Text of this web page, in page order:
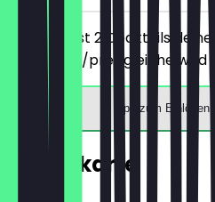
Du bestellst 2 Cocktails
günstigere/preisgleiche wird
App zum Einlösen
Speisekarte